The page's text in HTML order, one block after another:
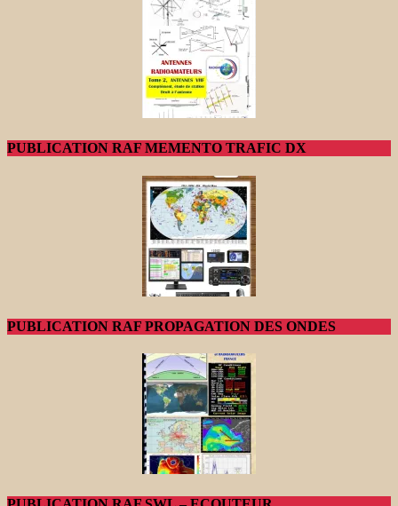
PUBLICATION RAF MEMENTO TRAFIC DX
PUBLICATION RAF PROPAGATION DES ONDES